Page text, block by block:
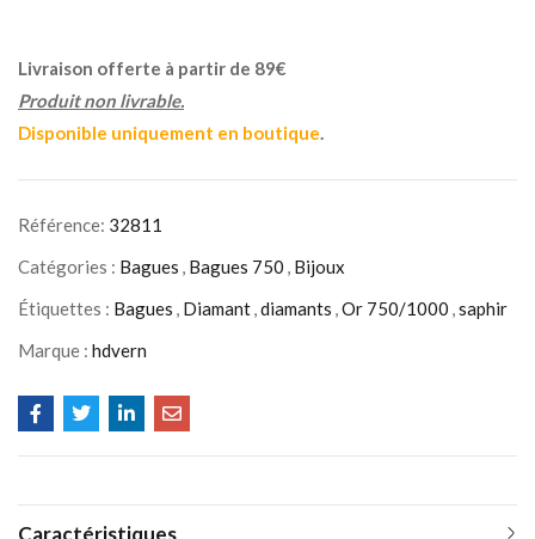
Livraison offerte à partir de 89€
Produit non livrable.
Disponible uniquement en boutique.
Référence: 32811
Catégories : Bagues , Bagues 750 , Bijoux
Étiquettes : Bagues , Diamant,diamants ,Or 750/1000 ,saphir
Marque : hdvern
Caractéristiques